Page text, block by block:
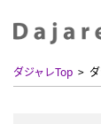
ダジャレTop